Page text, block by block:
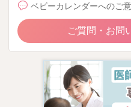
ベビーカレンダーへのご
ご質問・お問